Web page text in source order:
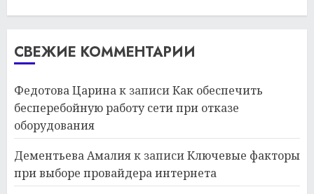
СВЕЖИЕ КОММЕНТАРИИ
Федотова Царинак записиКак обеспечить
бесперебойную работу сети при отказе
оборудования
Дементьева Амалияк записиКлючевые факторы
при выборе провайдера интернета